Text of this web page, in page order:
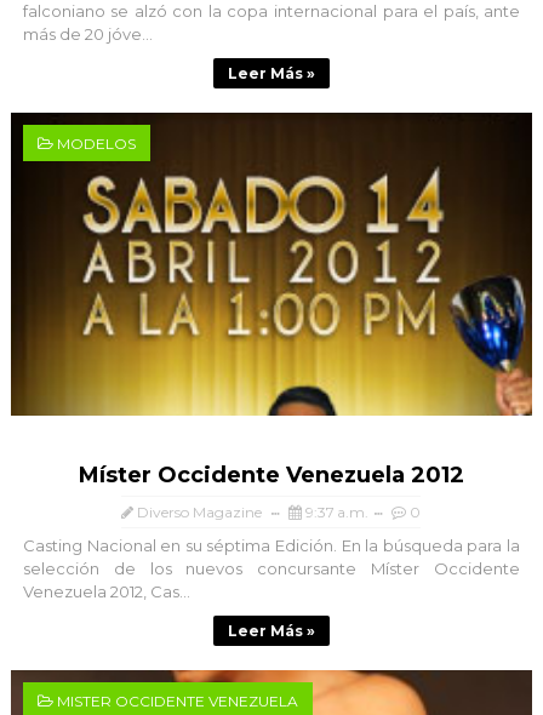
falconiano se alzó con la copa internacional para el país, ante
más de 20 jóve...
Leer Más »
MODELOS
Míster Occidente Venezuela 2012
Diverso Magazine 9:37 a.m. 0
Casting Nacional en su séptima Edición. En la búsqueda para la
selección de los nuevos concursante Míster Occidente
Venezuela 2012, Cas...
Leer Más »
MISTER OCCIDENTE VENEZUELA